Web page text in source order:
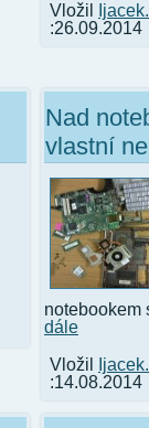
Vložil
:26.09.2014
Nad
vlastní
notebookem
dále
Vložil
:14.08.2014